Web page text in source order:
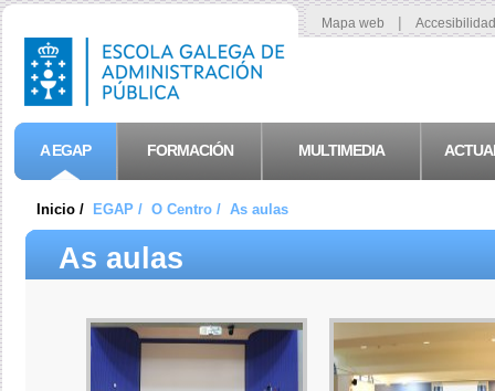
Mapa web |
A EGAP FORMACIÓN MULTIMEDIA
Inicio / EGAP / O Centro / As aulas
As aulas